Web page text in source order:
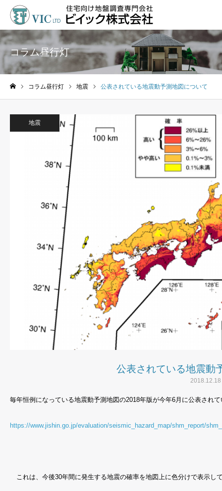
コラム昼行灯
コラム昼行灯 地震 公表されている地震動予測地図について
地震
公表されている地震動
2018.12.18
毎年恒例になっている地震動予測地図の2018年版が今年6 月に公表され
https://www.jishin.go.jp/evaluation/seismic_hazard_map/shm_report/
これは、今後30年間に発生する地震の確率を地図上に色分けで表示し